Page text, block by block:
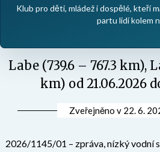
Klub pro děti, mládež i dospělé, kteří
partu lidí kolem
Labe (739.6 – 767.3 km),
km) od 21.06.2026
Zveřejněno v 22. 6.
2026/1145/01 – zpráva, nízký vodní